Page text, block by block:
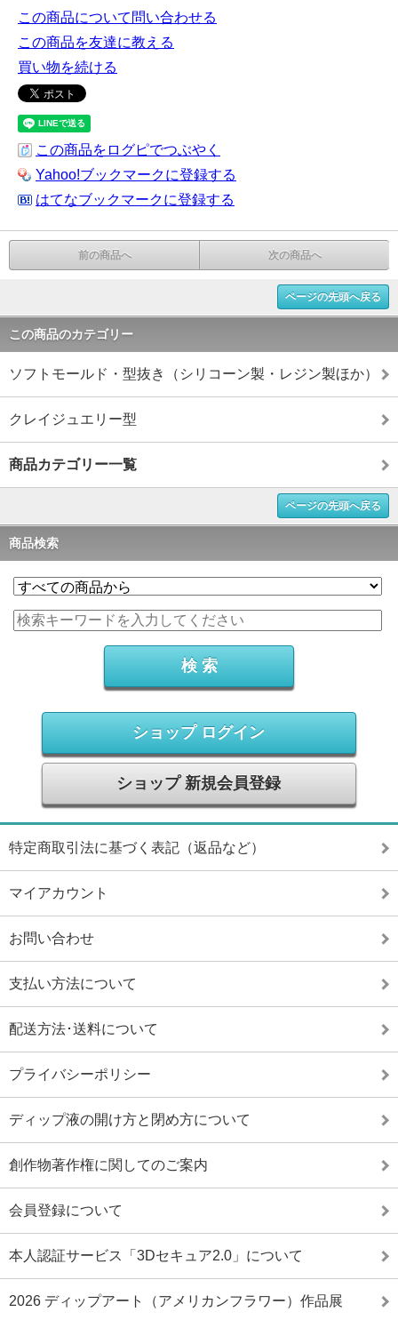
この商品について問い合わせる
この商品を友達に教える
買い物を続ける
この商品をログピでつぶやく
Yahoo!ブックマークに登録する
はてなブックマークに登録する
前の商品へ 次の商品へ
ページの先頭へ戻る
この商品のカテゴリー
ソフトモールド・型抜き（シリコーン製・レジン製ほか）
クレイジュエリー型
商品カテゴリー一覧
ページの先頭へ戻る
商品検索
ショップ ログイン
ショップ 新規会員登録
特定商取引法に基づく表記（返品など）
マイアカウント
お問い合わせ
支払い方法について
配送方法･送料について
プライバシーポリシー
ディップ液の開け方と閉め方について
創作物著作権に関してのご案内
会員登録について
本人認証サービス「3Dセキュア2.0」について
2026 ディップアート（アメリカンフラワー）作品展